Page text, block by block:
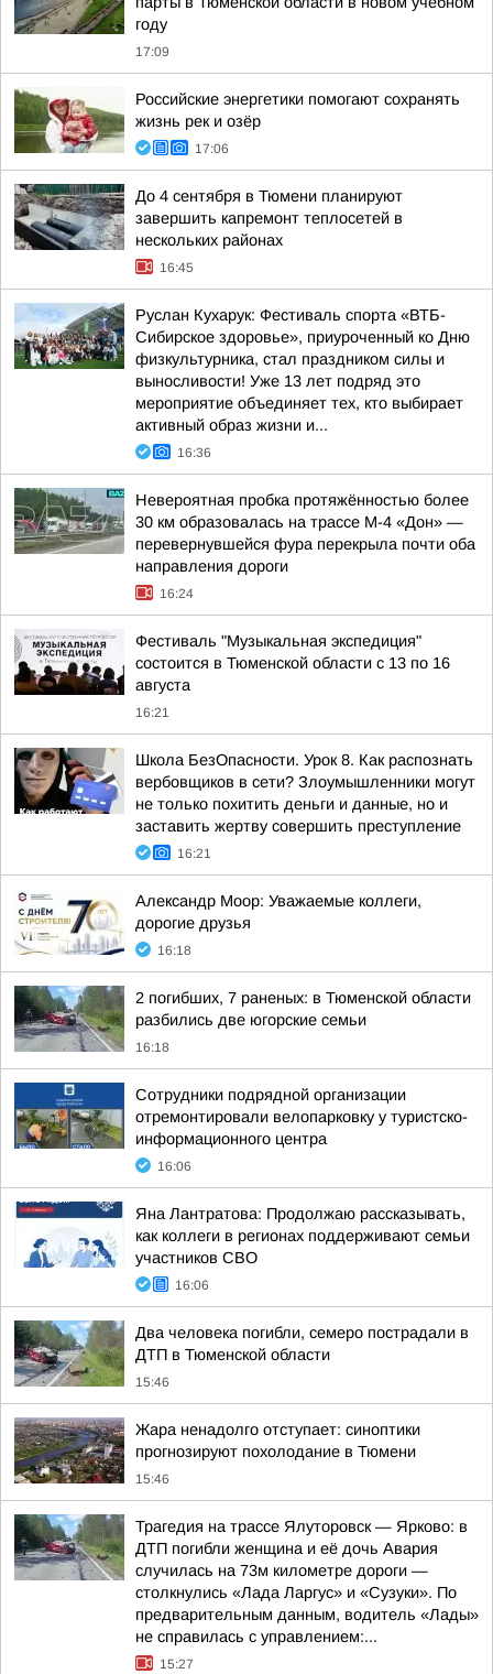
году
17:09
Российские энергетики помогают сохранять
жизнь рек и озёр
17:06
До 4 сентября в Тюмени планируют
завершить капремонт теплосетей в
нескольких районах
16:45
Руслан Кухарук: Фестиваль спорта «ВТБ-
Сибирское здоровье», приуроченный ко Дню
физкультурника, стал праздником силы и
выносливости! Уже 13 лет подряд это
мероприятие объединяет тех, кто выбирает
активный образ жизни и...
16:36
Невероятная пробка протяжённостью более
30 км образовалась на трассе М-4 «Дон» —
перевернувшейся фура перекрыла почти оба
направления дороги
16:24
Фестиваль "Музыкальная экспедиция"
состоится в Тюменской области с 13 по 16
августа
16:21
Школа БезОпасности. Урок 8. Как распознать
вербовщиков в сети? Злоумышленники могут
не только похитить деньги и данные, но и
заставить жертву совершить преступление
16:21
Александр Моор: Уважаемые коллеги,
дорогие друзья
16:18
2 погибших, 7 раненых: в Тюменской области
разбились две югорские семьи
16:18
Сотрудники подрядной организации
отремонтировали велопарковку у туристско-
информационного центра
16:06
Яна Лантратова: Продолжаю рассказывать,
как коллеги в регионах поддерживают семьи
участников СВО
16:06
Два человека погибли, семеро пострадали в
ДТП в Тюменской области
15:46
Жара ненадолго отступает: синоптики
прогнозируют похолодание в Тюмени
15:46
Трагедия на трассе Ялуторовск — Ярково: в
ДТП погибли женщина и её дочь Авария
случилась на 73м километре дороги —
столкнулись «Лада Ларгус» и «Сузуки». По
предварительным данным, водитель «Лады»
не справилась с управлением:...
15:27